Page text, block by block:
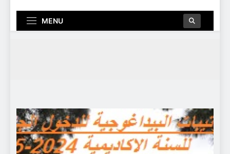
MENU